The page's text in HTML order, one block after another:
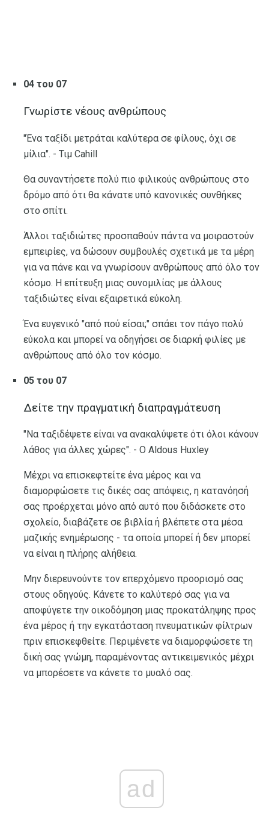
04 του 07
Γνωρίστε νέους ανθρώπους
"Ένα ταξίδι μετράται καλύτερα σε φίλους, όχι σε
μίλια". - Τιμ Cahill
Θα συναντήσετε πολύ πιο φιλικούς ανθρώπους στο
δρόμο από ότι θα κάνατε υπό κανονικές συνθήκες
στο σπίτι.
Άλλοι ταξιδιώτες προσπαθούν πάντα να μοιραστούν
εμπειρίες, να δώσουν συμβουλές σχετικά με τα μέρη
για να πάνε και να γνωρίσουν ανθρώπους από όλο τον
κόσμο. Η επίτευξη μιας συνομιλίας με άλλους
ταξιδιώτες είναι εξαιρετικά εύκολη.
Ένα ευγενικό "από πού είσαι;" σπάει τον πάγο πολύ
εύκολα και μπορεί να οδηγήσει σε διαρκή φιλίες με
ανθρώπους από όλο τον κόσμο.
05 του 07
Δείτε την πραγματική διαπραγμάτευση
"Να ταξιδέψετε είναι να ανακαλύψετε ότι όλοι κάνουν
λάθος για άλλες χώρες". - Ο Aldous Huxley
Μέχρι να επισκεφτείτε ένα μέρος και να
διαμορφώσετε τις δικές σας απόψεις, η κατανόησή
σας προέρχεται μόνο από αυτό που διδάσκετε στο
σχολείο, διαβάζετε σε βιβλία ή βλέπετε στα μέσα
μαζικής ενημέρωσης - τα οποία μπορεί ή δεν μπορεί
να είναι η πλήρης αλήθεια.
Μην διερευνούντε τον επερχόμενο προορισμό σας
στους οδηγούς. Κάνετε το καλύτερό σας για να
αποφύγετε την οικοδόμηση μιας προκατάληψης προς
ένα μέρος ή την εγκατάσταση πνευματικών φίλτρων
πριν επισκεφθείτε. Περιμένετε να διαμορφώσετε τη
δική σας γνώμη, παραμένοντας αντικειμενικός μέχρι
να μπορέσετε να κάνετε το μυαλό σας.
ad